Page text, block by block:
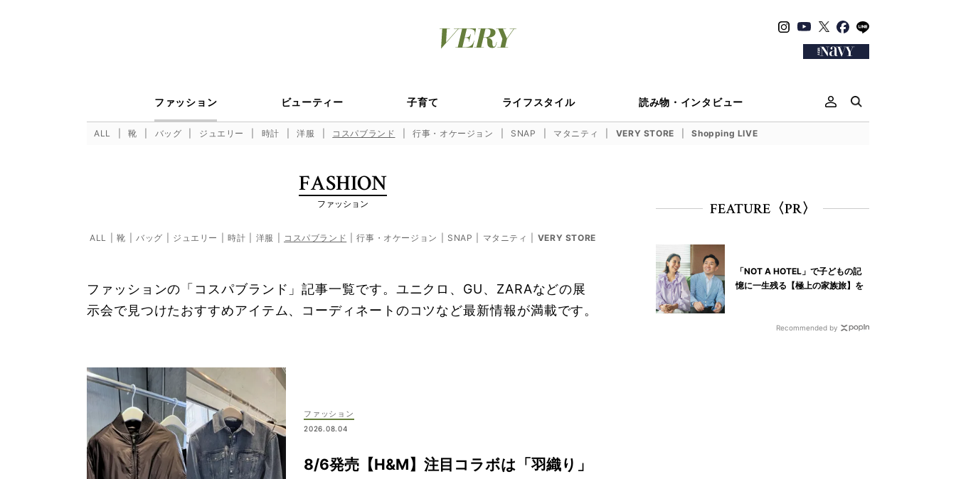
ファッション ビューティー 子育て ライフスタイル 読み物・インタビュー
ALL 靴 バッグ ジュエリー 時計 洋服 コスパブランド 行事・オケージョン SNAP マタニティ VERY STORE Shopping LIVE
FASHION
ファッション
ALL 靴 バッグ ジュエリー 時計 洋服 コスパブランド 行事・オケージョン SNAP マタニティ VERY STORE
ファッションの「コスパブランド」記事一覧です。ユニクロ、GU、ZARAなどの展
示会で見つけたおすすめアイテム、コーディネートのコツなど最新情報が満載です。
ファッション
2026.08.04
8/6発売【H&M】注目コラボは「羽織り」
FEATURE〈PR〉
「NOT A HOTEL」で子どもの記
憶に一生残る【極上の家族旅】を
Recommended by